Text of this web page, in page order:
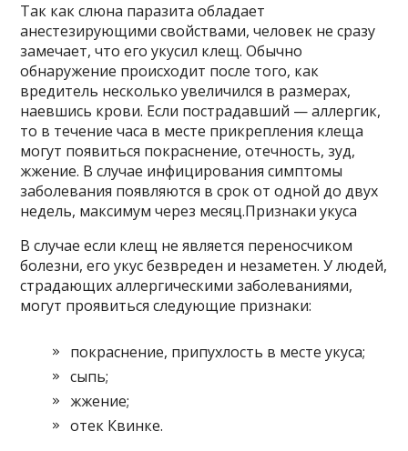
Так как слюна паразита обладает
анестезирующими свойствами, человек не сразу
замечает, что его укусил клещ. Обычно
обнаружение происходит после того, как
вредитель несколько увеличился в размерах,
наевшись крови. Если пострадавший — аллергик,
то в течение часа в месте прикрепления клеща
могут появиться покраснение, отечность, зуд,
жжение. В случае инфицирования симптомы
заболевания появляются в срок от одной до двух
недель, максимум через месяц.Признаки укуса
В случае если клещ не является переносчиком
болезни, его укус безвреден и незаметен. У людей,
страдающих аллергическими заболеваниями,
могут проявиться следующие признаки:
покраснение, припухлость в месте укуса;
сыпь;
жжение;
отек Квинке.